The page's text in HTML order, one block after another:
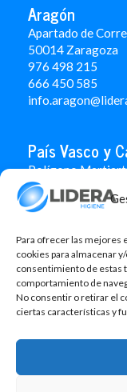
Para ofrecer las mejores
cookies para almacenar
consentimiento de estas
comportamiento de
No consentir o retirar el
ciertas características y
Aragón
Apartado de
50014 Zaragoza
976 498 215
666 450 585
País Vasco y
Polígono
48480 Arrigorriaga
Bizkaia
666 451 184
Linked In